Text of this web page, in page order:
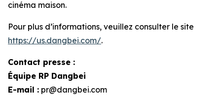
cinéma maison.
Pour plus d’informations, veuillez consulter le site
https://us.dangbei.com/.
Contact presse :
Équipe RP Dangbei
E-mail : pr@dangbei.com